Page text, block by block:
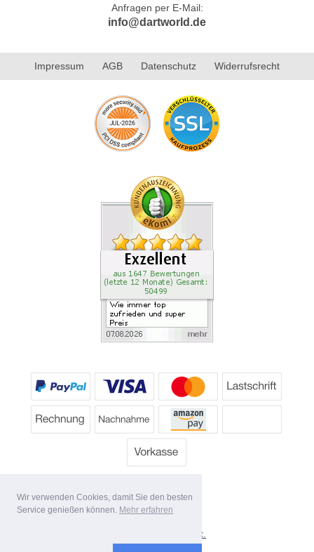
Wir verwenden Cookies, damit Sie den besten
Service genießen können. Mehr erfahren
Anfragen per E-Mail:
info@dartworld.de
Impressum AGB Datenschutz Widerrufsrecht
Alle Preise inkl. MwSt.
Lieferbedingungen